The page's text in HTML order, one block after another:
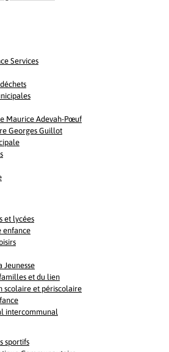
Services
Maurice Adevah-Pœuf
Georges Guillot
et lycées
enfance
Jeunesse
et du lien
scolaire et périscolaire
intercommunal
sportifs